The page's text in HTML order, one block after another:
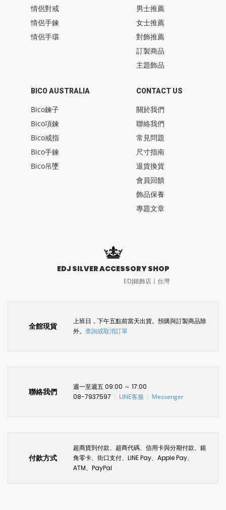
情侶對戒
情侶手鍊
情侶手環
BICO AUSTRALIA
Bico鍊子
Bico項鍊
Bico戒指
Bico手鍊
Bico吊墜
男士推薦
女士推薦
對飾推薦
訂製商品
主題飾品
CONTACT US
關於我們
聯絡我們
常見問題
尺寸指南
退貨換貨
會員回饋
飾品保養
專題文章
EDJ SILVER ACCESSORY SHOP
EDJ銀飾店〡台灣
全館現貨
上班日，下午五點前當天出貨。預購與訂製商品除
外。 查詢或取消訂單
聯絡我們
週一至週五 09:00 ～ 17:00
08-7937597
LINE客服 Messenger
付款方式
超商貨到付款、超商代碼、信用卡與分期付款、銀
角零卡、街口支付、LINE Pay、Apple Pay、
ATM、PayPal